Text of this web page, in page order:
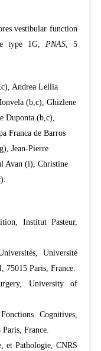
vestibular function
type 1G, PNAS
5
Andrea Lellia
(b,c), Ghizlene
Duponta (b,c),
Franca de Barros
Jean-Pierre
Avan (i), Christine
Institut Pasteur,
Université
Paris, France.
University of
Cognitives,
France.
et Pathologie, CNRS